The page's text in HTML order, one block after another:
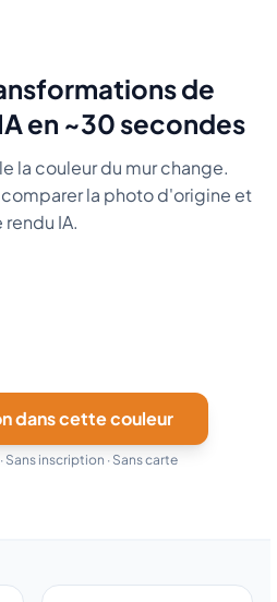
de
en ~30 secondes
la couleur du mur change.
comparer la photo d'origine et
rendu IA.
dans cette couleur
Sans inscription · Sans carte